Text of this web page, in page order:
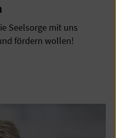
Seelsorge mit uns
fördern wollen!